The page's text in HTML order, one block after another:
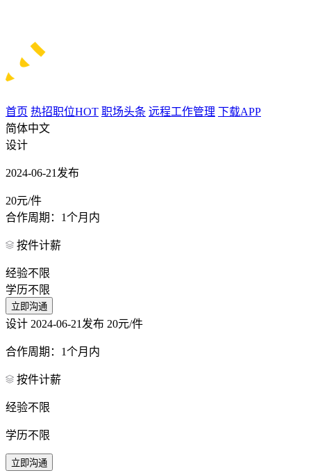
首页 热招职位HOT 职场头条 远程工作管理 下载APP
简体中文
设计
2024-06-21发布
20元/件
合作周期：1个月内
按件计薪
经验不限
学历不限
立即沟通
设计 2024-06-21发布 20元/件
合作周期：1个月内
按件计薪
经验不限
学历不限
立即沟通